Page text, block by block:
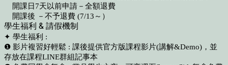
開課日7天以前申請－全額退費
開課後 －不予退費 (7/13～）
學生福利 & 請假機制
✦ 學生福利 :
❶ 影片複習好輕鬆 : 課後提供官方版課程影片(講解&Demo)，並
存放在課程LINE群組記事本